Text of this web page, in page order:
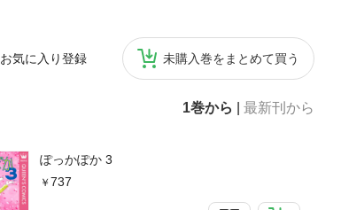
お気に入り登録 未購入巻をまとめて買う
1巻から 最新刊から
ぽっかぽか 3
737